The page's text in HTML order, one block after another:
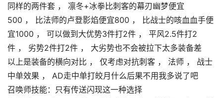
同样的两件套 ， 凛冬+冰拳比刺客的幕刃幽梦便宜
500 ， 比法师的卢登影焰便宜800 ， 比战士的咳血血手便
宜1000 ， 可以做到大优势3件打2件 ， 平风2.5件打2
件 ， 劣势2件打2件 ， 大劣势也不会被拉下太多装备差
以上是装备的横向对比 ， 仅考虑对抗刺客 ， 法师 ， 战士
中单效果 ， AD走中单打皎月什么后果不用我多说了吧
召唤师技能：只有传送闪现这一种选择